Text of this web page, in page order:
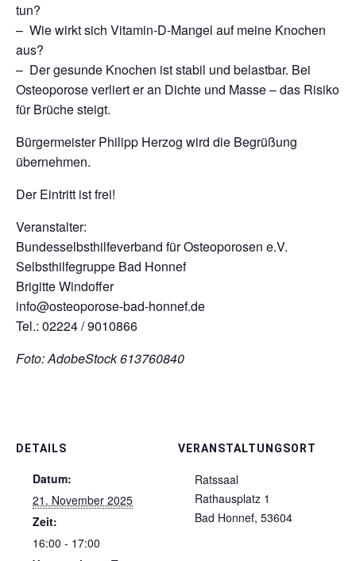
tun?
– Wie wirkt sich Vitamin-D-Mangel auf meine Knochen
aus?
– Der gesunde Knochen ist stabil und belastbar. Bei
Osteoporose verliert er an Dichte und Masse – das Risiko
für Brüche steigt.
Bürgermeister Philipp Herzog wird die Begrüßung
übernehmen.
Der Eintritt ist frei!
Veranstalter:
Bundesselbsthilfeverband für Osteoporosen e.V.
Selbsthilfegruppe Bad Honnef
Brigitte Windoffer
info@osteoporose-bad-honnef.de
Tel.: 02224 / 9010866
Foto: AdobeStock 613760840
DETAILS
Datum:
21. November 2025
Zeit:
16:00 - 17:00
VERANSTALTUNGSORT
Ratssaal
Rathausplatz 1
Bad Honnef, 53604